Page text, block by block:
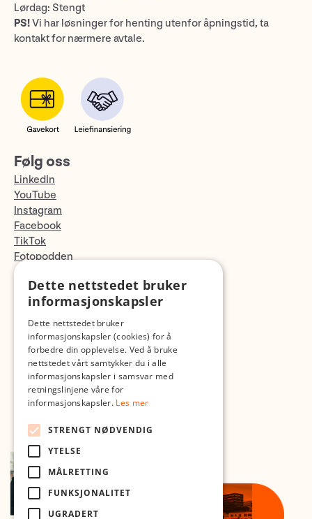
Lørdag: Stengt
PS!Vi har løsninger for henting utenfor åpningstid, ta
kontakt for nærmere avtale.
Følg oss
LinkedIn
YouTube
Instagram
Facebook
TikTok
Fotopodden
Med forbehold om skrive- og lagerfeil
Dette nettstedet bruker
informasjonskapsler
Dette nettstedet bruker
informasjonskapsler (cookies) for å
forbedre din opplevelse. Ved å bruke
nettstedet vårt samtykker du i alle
informasjonskapsler i samsvar med
retningslinjene våre for
informasjonskapsler. Les mer
STRENGT NØDVENDIG
YTELSE
MÅLRETTING
FUNKSJONALITET
UGRADERT